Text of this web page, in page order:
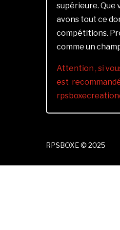
supérieure. Que
avons tout ce
compétitions.
comme un
Attention , si
est
RPSBOXE © 2025